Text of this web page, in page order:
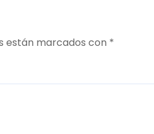
están marcados con *